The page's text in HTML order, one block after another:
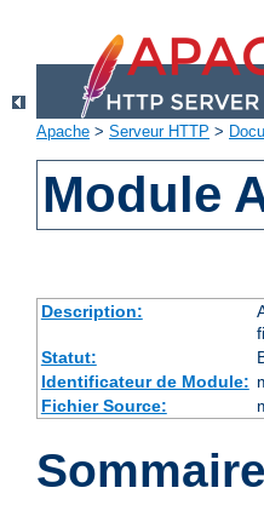
Apache > Serveur HTTP >
Module
Description:
Statut:
Identificateur de Module:
Fichier Source:
Sommaire